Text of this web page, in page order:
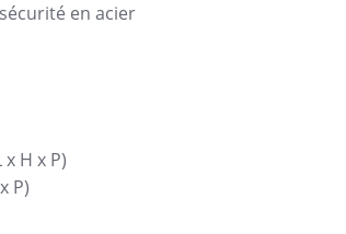
en acier
H x P)
P)